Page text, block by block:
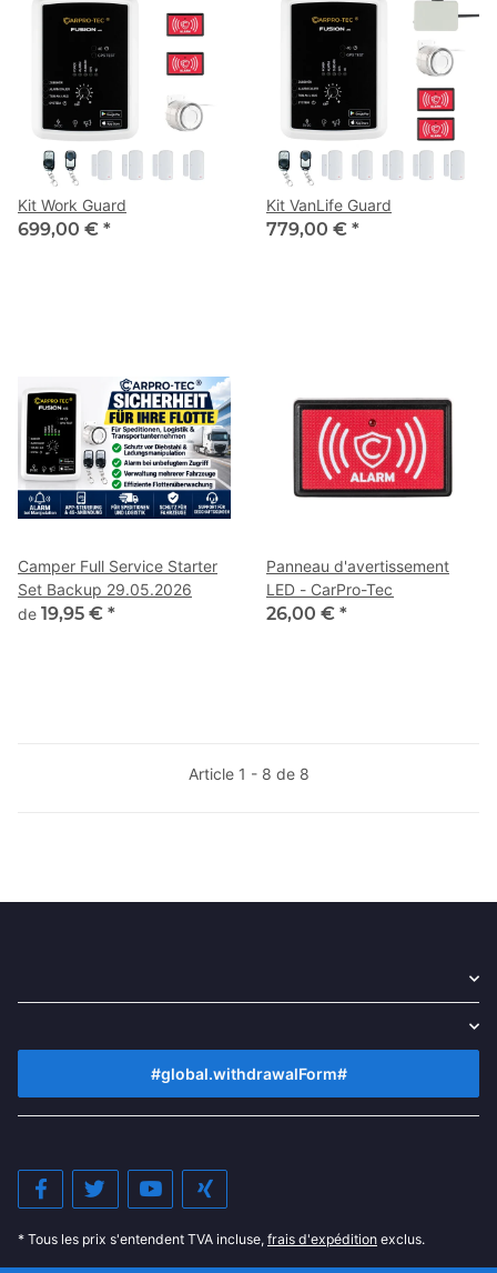
Kit Work Guard
699,00 € *
Kit VanLife Guard
779,00 € *
Camper Full Service Starter
Set Backup 29.05.2026
de 19,95 € *
Panneau d'avertissement
LED - CarPro-Tec
26,00 € *
Article 1 - 8 de 8
#global.withdrawalForm#
* Tous les prix s'entendent TVA incluse, frais d'expédition exclus.